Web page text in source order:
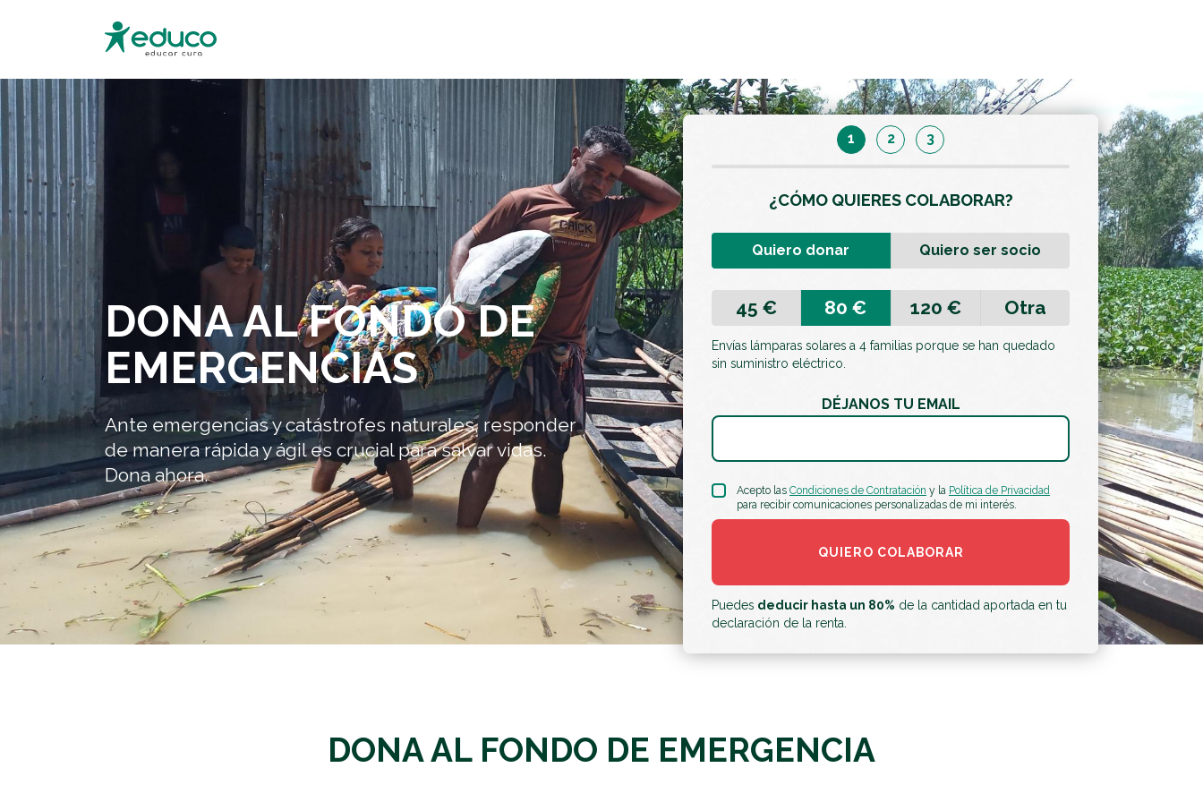
DONA AL FONDO DE
EMERGENCIAS
Ante emergencias y catástrofes naturales, responder
de manera rápida y ágil es crucial para salvar vidas.
Dona ahora.
1 2 3
¿CÓMO QUIERES COLABORAR?
Quiero donar Quiero ser socio
45 € 80 € 120 € Otra
Envías lámparas solares a 4 familias porque se han quedado
sin suministro eléctrico.
DÉJANOS TU EMAIL
Acepto las Condiciones de Contratación y la Política de Privacidad
para recibir comunicaciones personalizadas de mi interés.
Puedes deducir hasta un 80% de la cantidad aportada en tu
declaración de la renta.
DONA AL FONDO DE EMERGENCIA